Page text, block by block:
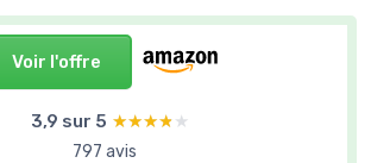
Voir l'offre
3,9 sur 5 ★★★★★
★★★★★
797 avis